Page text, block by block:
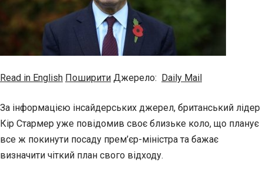
Read in English Поширити Джерело: Daily Mail
За інформацією інсайдерських джерел, британський лідер
Кір Стармер уже повідомив своє близьке коло, що планує
все ж покинути посаду прем’єр-міністра та бажає
визначити чіткий план свого відходу.